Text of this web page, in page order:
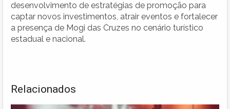
desenvolvimento de estratégias de promoção para
captar novos investimentos, atrair eventos e fortalecer
a presença de Mogi das Cruzes no cenário turístico
estadual e nacional.
Relacionados